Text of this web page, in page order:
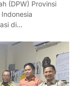
(DPW) Provinsi
di…